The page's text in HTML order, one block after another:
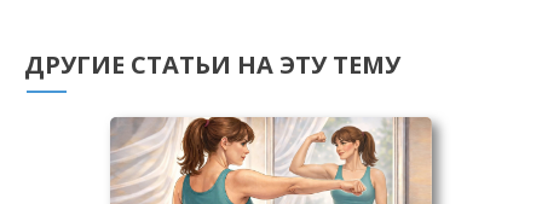
ДРУГИЕ СТАТЬИ НА ЭТУ ТЕМУ